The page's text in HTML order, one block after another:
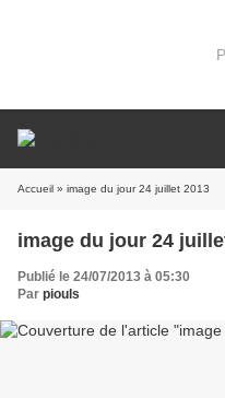
Accueil » image du jour 24 juillet 2013
image du jour 24
Publié le 24/07/2013 à 05:30
Par piouls